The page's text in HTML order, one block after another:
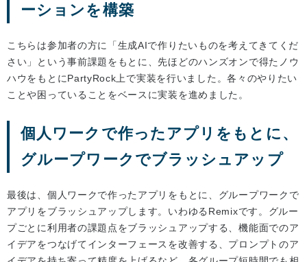
ーションを構築
こちらは参加者の方に「生成AIで作りたいものを考えてきてくだ
さい」という事前課題をもとに、先ほどのハンズオンで得たノウ
ハウをもとにPartyRock上で実装を行いました。各々のやりたい
ことや困っていることをベースに実装を進めました。
個人ワークで作ったアプリをもとに、
グループワークでブラッシュアップ
最後は、個人ワークで作ったアプリをもとに、グループワークで
アプリをブラッシュアップします。いわゆるRemixです。グルー
プごとに利用者の課題点をブラッシュアップする、機能面でのア
イデアをつなげてインターフェースを改善する、プロンプトのア